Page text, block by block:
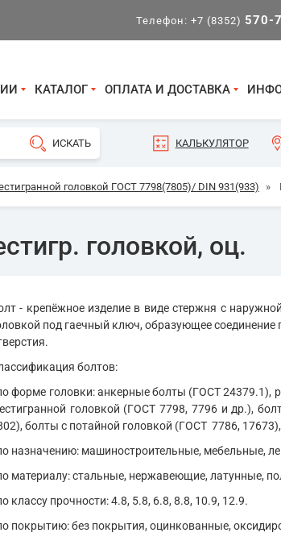
Телефон: +7 (8352) 570-
КАТАЛОГ ОПЛАТА И ДОСТАВКА
КАЛЬКУЛЯТОР
головкой ГОСТ 7798(7805)/ DIN 931(933) »
головкой, оц.
- крепёжное изделие в виде стержня с
под гаечный ключ, образующее
болтов:
форме головки: анкерные болты (ГОСТ 24379.1),
головкой (ГОСТ 7798, 7796 и др.),
болты с потайной головкой (ГОСТ 7786,
назначению: машиностроительные, мебельные,
материалу: стальные, нержавеющие, латунные,
классу прочности: 4.8, 5.8, 6.8, 8.8, 10.9, 12.9.
покрытию: без покрытия, оцинкованные,